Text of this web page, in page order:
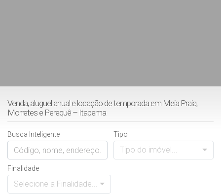
Venda, aluguel anual e locação de temporada em Meia Praia,
Morretes e Perequê – Itapema
Busca Inteligente Tipo
Tipo do imóvel...
Finalidade
Selecione a Finalidade...